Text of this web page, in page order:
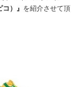
）』 を紹介させて頂